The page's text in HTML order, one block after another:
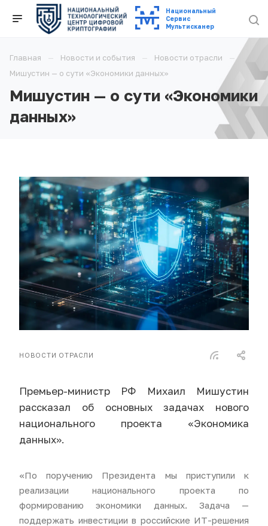
Национальный
Cервис
Мультисканер
Главная Новости и события
Новости отрасли
Мишустин — о сути «Экономики данных»
Мишустин — о сути «Экономики
данных»
НОВОСТИ ОТРАСЛИ
Премьер-министр РФ Михаил Мишустин
рассказал об основных задачах нового
национального проекта «Экономика
данных».
«По поручению Президента мы приступили к
реализации национального проекта по
формированию экономики данных. Задача —
поддержать инвестиции в российские ИТ-решения